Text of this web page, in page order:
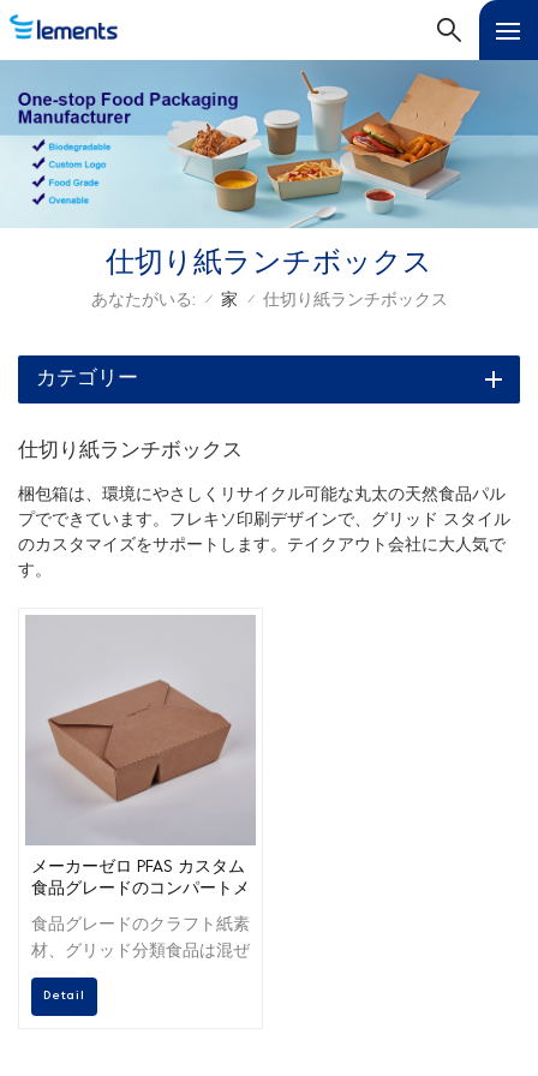
仕切り紙ランチボックス
あなたがいる: / 家 / 仕切り紙ランチボックス
カテゴリー
仕切り紙ランチボックス
梱包箱は、環境にやさしくリサイクル可能な丸太の天然食品パル
プでできています。フレキソ印刷デザインで、グリッド スタイル
のカスタマイズをサポートします。テイクアウト会社に大人気で
す。
メーカーゼロ PFAS カスタム
食品グレードのコンパートメ
食品グレードのクラフト紙素
材、グリッド分類食品は混ぜ
合わせません。
Detail